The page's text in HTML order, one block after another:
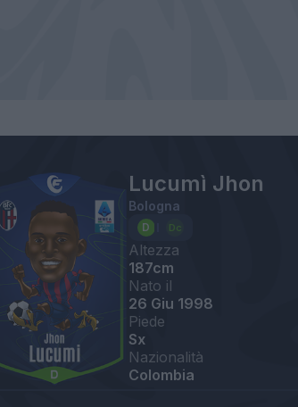
Lucumì Jhon
Bologna
Altezza
187cm
Nato il
26 Giu 1998
Piede
Sx
Nazionalità
Colombia